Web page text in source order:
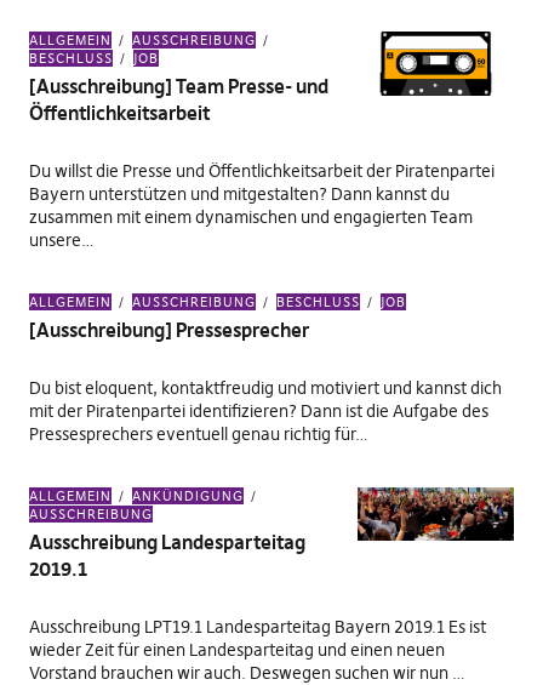
ALLGEMEIN
AUSSCHREIBUNG
BESCHLUSS
JOB
[Ausschreibung] Team Presse- und
Öffentlichkeitsarbeit
Du willst die Presse und Öffentlichkeitsarbeit der Piratenpartei
Bayern unterstützen und mitgestalten? Dann kannst du
zusammen mit einem dynamischen und engagierten Team
unsere…
ALLGEMEIN AUSSCHREIBUNG BESCHLUSS JOB
[Ausschreibung] Pressesprecher
Du bist eloquent, kontaktfreudig und motiviert und kannst dich
mit der Piratenpartei identifizieren? Dann ist die Aufgabe des
Pressesprechers eventuell genau richtig für…
ALLGEMEIN
ANKÜNDIGUNG
AUSSCHREIBUNG
Ausschreibung Landesparteitag
2019.1
Ausschreibung LPT19.1 Landesparteitag Bayern 2019.1 Es ist
wieder Zeit für einen Landesparteitag und einen neuen
Vorstand brauchen wir auch. Deswegen suchen wir nun …